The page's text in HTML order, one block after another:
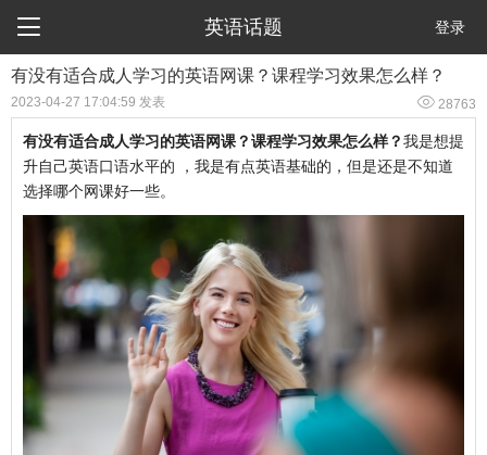
 英语话题 登录
有没有适合成人学习的英语网课？课程学习效果怎么样？
2023-04-27 17:04:59 发表  28763
有没有适合成人学习的英语网课？课程学习效果怎么样？我是想提
升自己英语口语水平的 ，我是有点英语基础的，但是还是不知道
选择哪个网课好一些。